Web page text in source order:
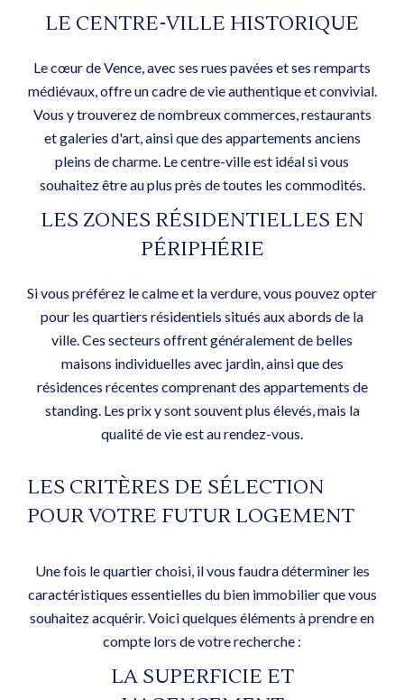
LE CENTRE-VILLE HISTORIQUE
Le cœur de Vence, avec ses rues pavées et ses remparts
médiévaux, offre un cadre de vie authentique et convivial.
Vous y trouverez de nombreux commerces, restaurants
et galeries d'art, ainsi que des appartements anciens
pleins de charme. Le centre-ville est idéal si vous
souhaitez être au plus près de toutes les commodités.
LES ZONES RÉSIDENTIELLES EN
PÉRIPHÉRIE
Si vous préférez le calme et la verdure, vous pouvez opter
pour les quartiers résidentiels situés aux abords de la
ville. Ces secteurs offrent généralement de belles
maisons individuelles avec jardin, ainsi que des
résidences récentes comprenant des appartements de
standing. Les prix y sont souvent plus élevés, mais la
qualité de vie est au rendez-vous.
LES CRITÈRES DE SÉLECTION
POUR VOTRE FUTUR LOGEMENT
Une fois le quartier choisi, il vous faudra déterminer les
caractéristiques essentielles du bien immobilier que vous
souhaitez acquérir. Voici quelques éléments à prendre en
compte lors de votre recherche :
LA SUPERFICIE ET